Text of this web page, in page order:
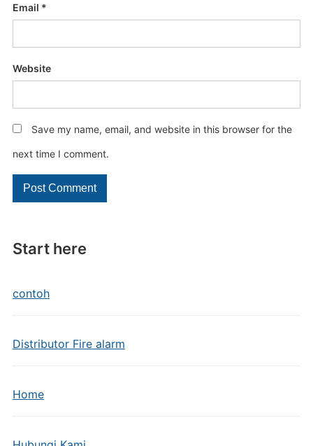
Start here
contoh
Distributor Fire alarm
Home
Email *
Website
Save my name, email, and website in this browser for the
next time I comment.